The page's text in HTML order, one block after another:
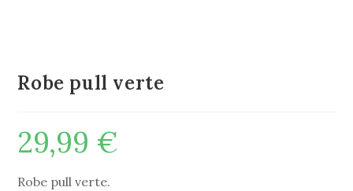
Robe pull verte
29,99 €
Robe pull verte.